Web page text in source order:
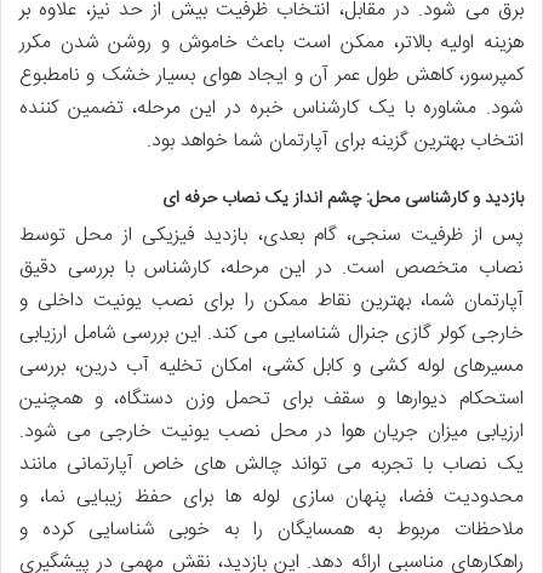
برق می شود. در مقابل، انتخاب ظرفیت بیش از حد نیز، علاوه بر
هزینه اولیه بالاتر، ممکن است باعث خاموش و روشن شدن مکرر
کمپرسور، کاهش طول عمر آن و ایجاد هوای بسیار خشک و نامطبوع
شود. مشاوره با یک کارشناس خبره در این مرحله، تضمین کننده
انتخاب بهترین گزینه برای آپارتمان شما خواهد بود.
بازدید و کارشناسی محل: چشم انداز یک نصاب حرفه ای
پس از ظرفیت سنجی، گام بعدی، بازدید فیزیکی از محل توسط
نصاب متخصص است. در این مرحله، کارشناس با بررسی دقیق
آپارتمان شما، بهترین نقاط ممکن را برای نصب یونیت داخلی و
خارجی کولر گازی جنرال شناسایی می کند. این بررسی شامل ارزیابی
مسیرهای لوله کشی و کابل کشی، امکان تخلیه آب درین، بررسی
استحکام دیوارها و سقف برای تحمل وزن دستگاه، و همچنین
ارزیابی میزان جریان هوا در محل نصب یونیت خارجی می شود.
یک نصاب با تجربه می تواند چالش های خاص آپارتمانی مانند
محدودیت فضا، پنهان سازی لوله ها برای حفظ زیبایی نما، و
ملاحظات مربوط به همسایگان را به خوبی شناسایی کرده و
راهکارهای مناسبی ارائه دهد. این بازدید، نقش مهمی در پیشگیری